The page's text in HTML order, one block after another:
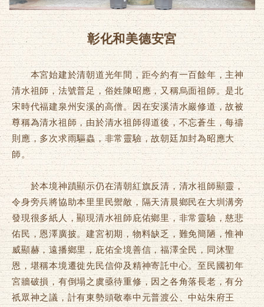
彰化和美德安宮
本宮始建於清朝道光年間，距今約有一百餘年，主神
清水祖師，法號普足，俗姓陳昭應，又稱烏面祖師。是北
宋時代福建泉州安溪的高僧。因在安溪清水巖修道，故被
尊稱為清水祖師，由於清水祖師得道後，不忘蒼生，每禱
則應，多次求雨驅蟲，非常靈驗，故朝廷加封為昭應大
師。
於本境神蹟顯示仍在清朝紅旗反清，清水祖師顯靈，
令身旁兵將協助本里里民禦敵，隔天清晨鄉民在大圳溝旁
發現很多紙人，顯現清水祖師庇佑鄉里，非常靈驗，慈悲
佑民，恩澤廣披。建宮初期，物料缺乏，難免簡陋，惟神
威顯赫，遠播鄉里，庇佑全境善信，福澤全民，同沐聖
恩，堪稱本境遷徙先民信仰及精神寄託中心。至民國初年
宮牆破損，有倒塌之虞亟待重修，因之各角落長老，有分
祇眾神之議，計有東勢頭敬奉中元普渡公、中站朱府王